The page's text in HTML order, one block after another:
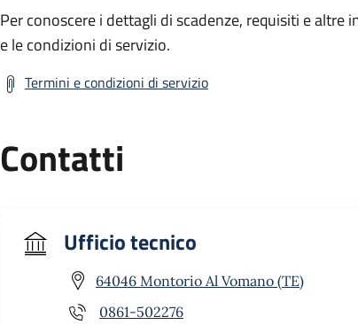
Per conoscere i dettagli di scadenze, requisiti e
e le condizioni di servizio.
Termini e condizioni di servizio
Contatti
Ufficio tecnico
64046 Montorio Al Vomano (TE)
0861-502276